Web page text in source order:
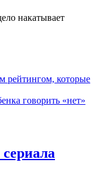
накатывает
рейтингом, которые
говорить «нет»